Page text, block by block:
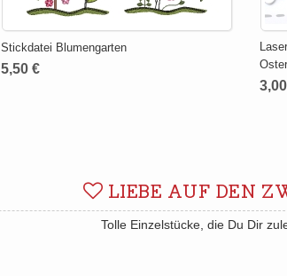
Stickdatei Blumengarten
5,50 €
LIEBE AUF DEN
Tolle Einzelstücke, die Du Dir